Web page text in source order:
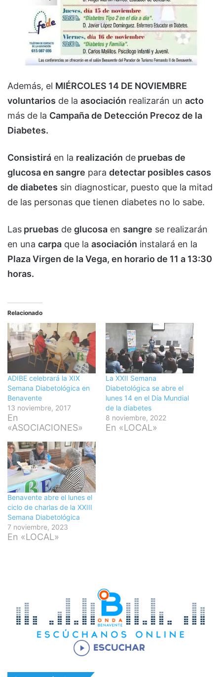
Además, el MIÉRCOLES 14 DE NOVIEMBRE
voluntarios de la asociación realizarán un acto
más de la Campaña de Detección Precoz de la
Diabetes.
Consistirá en la realización de pruebas de
glucosa en sangre para detectar posibles casos
de diabetes sin diagnosticar, puesto que la mitad
de las personas que tienen diabetes no lo sabe.
Las pruebas de glucosa en sangre se realizarán
en una carpa que la asociación instalará en la
Plaza Virgen de la Vega, en horario de 11 a 13:30
horas.
Relacionado
ADIBE celebrará la XIX
Semana Diabetológica en
Benavente
13 noviembre, 2017
En
«ASOCIACIONES»
La XXII Semana
Diabetológica se abre el
lunes 14 en el Día Mundial
de la diabetes
8 noviembre, 2022
En «LOCAL»
Benavente abre el lunes el
ciclo de charlas de la XXIII
Semana Diabetológica
7 noviembre, 2023
En «LOCAL»